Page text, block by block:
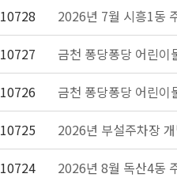
10728
2026년 7월 시흥1동
10727
금천 퐁당퐁당 어린
10726
금천 퐁당퐁당 어린
10725
2026년 부설주차장
10724
2026년 8월 독산4동